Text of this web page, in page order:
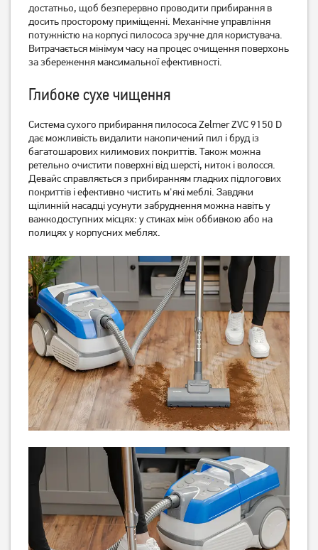
Пилосос миючий Thomas
TWIN XT
10 499грн
Немає в наявності
Пилосос миючий Bosch
BWD41720
Немає в наявності
Пилосос миючий Thomas
Vestfalia XT
Немає в наявності
Пилосос Sogo ASP-SS-
16136
Немає в наявності
достатньо, щоб безперервно проводити прибирання в
досить просторому приміщенні. Механічне управління
потужністю на корпусі пилососа зручне для користувача.
Витрачається мінімум часу на процес очищення поверхонь
за збереження максимальної ефективності.
Глибоке сухе чищення
Система сухого прибирання пилососа Zelmer ZVC 9150 D
дає можливість видалити накопичений пил і бруд із
багатошарових килимових покриттів. Також можна
ретельно очистити поверхні від шерсті, ниток і волосся.
Девайс справляється з прибиранням гладких підлогових
покриттів і ефективно чистить м'які меблі. Завдяки
щілинній насадці усунути забруднення можна навіть у
важкодоступних місцях: у стиках між оббивкою або на
полицях у корпусних меблях.